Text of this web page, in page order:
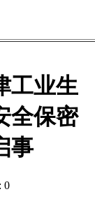
工业生
全保密
事
0